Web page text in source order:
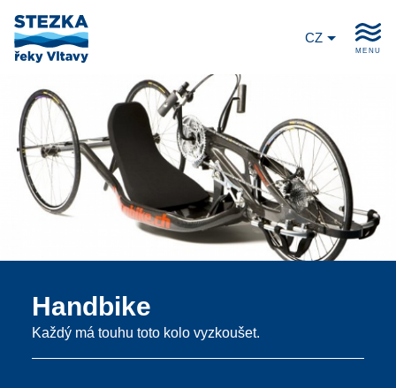
CZ
MENU
Handbike
Každý má touhu toto kolo vyzkoušet.